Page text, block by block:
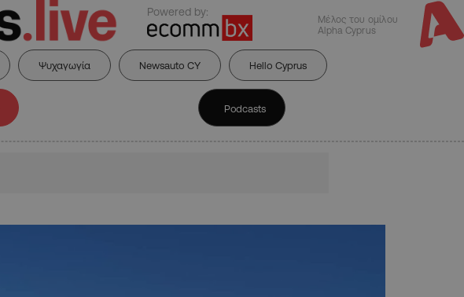
Powered by:
Μέλος του ομίλου
Alpha Cyprus
Ψυχαγωγία Newsauto CY Hello Cyprus
Podcasts